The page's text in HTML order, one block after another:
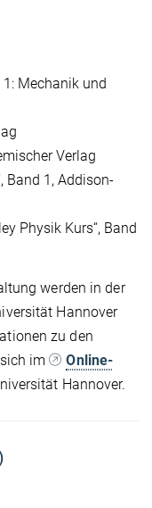
1: Mechanik und
Verlag
Band 1, Addison-
Physik Kurs“, Band
werden in der
Hannover
zu den
sich im
Online-
Hannover.